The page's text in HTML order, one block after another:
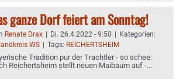
ganze Dorf feiert am Sonntag!
Renate Drax | Di. 26.4.2022 - 9:50 | Kategorien:
WS | Tags: REICHERTSHEIM
Tradition pur der Trachtler - so schee:
Reichertsheim stellt neuen Maibaum auf -